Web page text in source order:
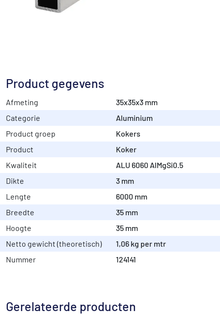
Product gegevens
Afmeting
35x35x3 mm
Categorie
Aluminium
Product groep
Kokers
Product
Koker
Kwaliteit
ALU 6060 AlMgSi0.5
Dikte
3 mm
Lengte
6000 mm
Breedte
35 mm
Hoogte
35 mm
Netto gewicht (theoretisch)
1,06 kg per mtr
Nummer
124141
Gerelateerde producten